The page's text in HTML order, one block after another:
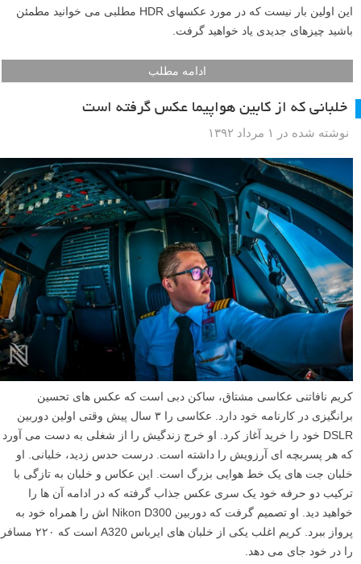
این اولین بار نیست که در مورد عکسهای HDR مطلبی می خوانید مطمئن
باشید چیزهای جدیدی یاد خواهید گرفت.
ادامه مطلب
خلبانی که از کابین هواپیما عکس گرفته است
نوشته شده در ۱ مرداد ۱۳۹۲
کریم نافاتنی عکاسی مشتاق، ساکن دبی است که عکس های تحسین
برانگیزی در کارنامه خود دارد. عکاسی را ۳ سال پیش وقتی اولین دوربین
DSLR خود را خرید آغاز کرد. او خرج زندگیش را از شغلی به دست می آورد
که هر پسربچه ای آرزویش را داشته است. درست حدس زدید، خلبانی. او
خلبان جت های یک خط هوایی بزرگ است. این عکاس و خلبان به تازگی با
ترکیب دو حرفه خود یک سری عکس جذاب گرفته که در ادامه آن ها را
خواهید دید. او تصمیم گرفت که دوربین Nikon D300 اش را همراه خود به
پرواز ببرد. کریم اغلب یکی از خلبان های ایرباس A320 است که ۲۲۰ مسافر
را در خود جای می دهد.